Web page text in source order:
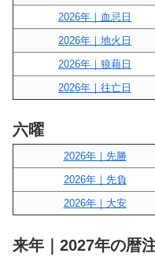
2026年｜血忌日
2026年｜地火日
2026年｜狼藉日
2026年｜往亡日
六曜
2026年｜先勝
2026年｜先負
2026年｜大安
来年｜2027年の暦